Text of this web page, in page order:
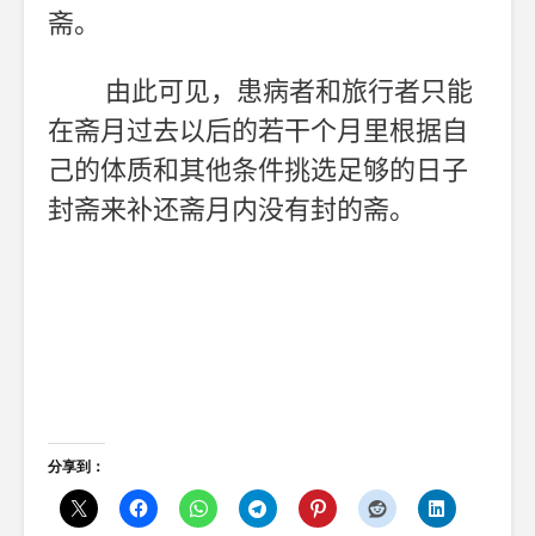
斋。
由此可见，患病者和旅行者只能
在斋月过去以后的若干个月里根据自
己的体质和其他条件挑选足够的日子
封斋来补还斋月内没有封的斋。
分享到：